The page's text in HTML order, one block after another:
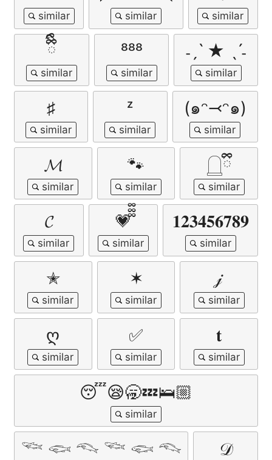
ྀིྀི ⁸⁸⁸ ˗ˏˋ ★ ˎˊ˗
♯ ᶻ (๑ᵔ⤙ᵔ๑)
𝓜 🐾 𓉸ྀི
𝓒 💗᪲᪲᪲ 𝟏𝟐𝟑𝟒𝟓𝟔𝟕𝟖𝟗
✭ ✶ 𝒿
ღ ✅ 𝐭
😴😪🥱💤🛌🏼
𓆝 𓆟 𓆞 𓆝 𓆟 𓆞 𝒟